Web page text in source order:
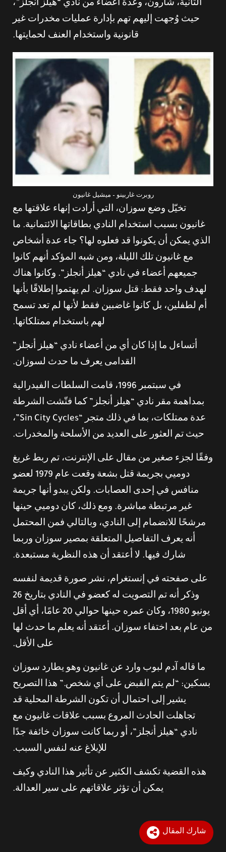
الثانية، شارون، وعدة أعضاء من نادي “هيلز أنجلز”،
حيث وُجهت إليهم تهم بإدارة عمليات مخدرات غير
قانونية واستخدام العنف لحمايتها.
روبرت غاربينو – ميشيل غانيون
تخيّل وضع سوزان، التي أرادت إنهاء علاقتها مع
غانيون بسبب استخدام النادي بطاقاتها الائتمانية. ما
الذي يمكن أن يكونوا قد فعلوه لها؟ جاء عدة أشخاص
مع غانيون تلك الليلة، ومن شبه المؤكد أنهم كانوا
جميعهم أعضاء في نادي “هيلز أنجلز”. وكانوا هناك
لهدف واحد فقط: قتل سوزان. لم يهتموا إطلاقًا بأنها
أم لطفلين، بل كانوا غاضبين فقط لأنها لم تعد تسمح
لهم باستخدام ممتلكاتها.
أتساءل ما إذا كان أي من أعضاء نادي “هيلز أنجلز”
القدامى يعرف ما حدث لسوزان.
في سبتمبر 1996، قامت السلطات الفيدرالية
بمداهمة مقر نادي “هيلز أنجلز” كما فتّشت الشرطة
عدة ممتلكات، بما في ذلك متجر “Sin City Cycles”،
حيث تم العثور على العديد من الأسلحة والمخدرات.
وفقًا لجزء صغير من مقال على الإنترنت، تم ربط غريغ
دوميي بجريمة قتل بشعة وقعت عام 1979 لعضو
منافس في إحدى العصابات. ولكن يبدو أنها جريمة
غير مرتبطة مباشرة. ومع ذلك، كان دوميي حينها
مرشحًا للانضمام إلى النادي، وبالتالي فمن المحتمل
أنه يعرف التفاصيل المتعلقة بمصير سوزان وربما
شارك فيها. لا أعتقد أن هذه النظرية مستبعدة.
على صفحته في إنستغرام، نشر صورة قديمة لنفسه
وذكر أنه تم التصويت له كعضو في النادي بتاريخ 26
يونيو 1980، وكان عمره حينها حوالي 20 عامًا، أي أقل
من عام بعد اختفاء سوزان. أعتقد أنه يعلم ما حدث لها
على الأقل.
ما قاله آدم لبوب وارد عن غانيون وهو يطارد سوزان
بسكين: “لم يتم القبض على أي شخص.” هذا التصريح
يشير إلى احتمال أن تكون الشرطة المحلية قد
تجاهلت الحادث المروع بسبب علاقات غانيون مع
نادي “هيلز أنجلز”، أو ربما كانت سوزان خائفة جدًا
للإبلاغ عنه لنفس السبب.
هذه القضية تكشف الكثير عن تأثير هذا النادي وكيف
يمكن أن تؤثر علاقاتهم على سير العدالة.
شارك المقال